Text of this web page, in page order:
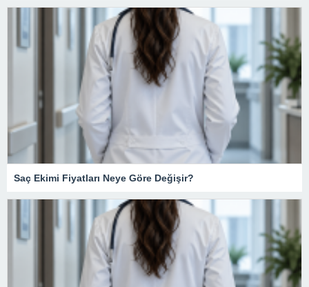
Saç Ekimi Fiyatları Neye Göre Değişir?